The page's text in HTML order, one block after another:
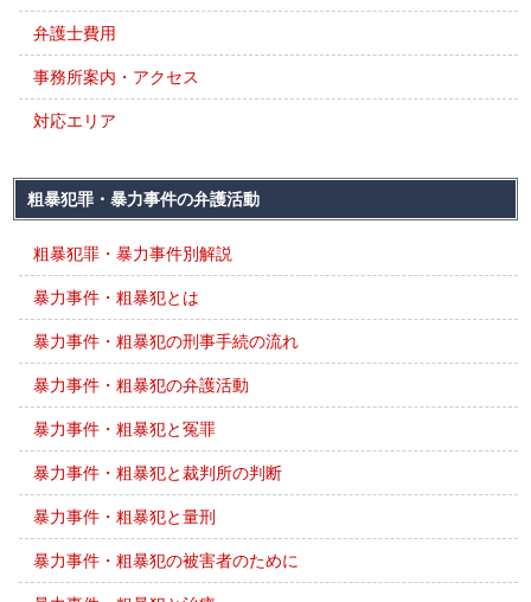
弁護士費用
事務所案内・アクセス
対応エリア
粗暴犯罪・暴力事件の弁護活動
粗暴犯罪・暴力事件別解説
暴力事件・粗暴犯とは
暴力事件・粗暴犯の刑事手続の流れ
暴力事件・粗暴犯の弁護活動
暴力事件・粗暴犯と冤罪
暴力事件・粗暴犯と裁判所の判断
暴力事件・粗暴犯と量刑
暴力事件・粗暴犯の被害者のために